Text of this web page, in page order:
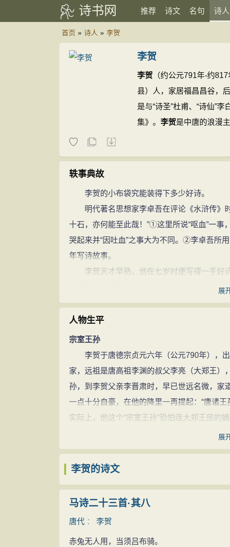
诗书网 推荐 诗文 名句 诗人
首页 » 诗人 » 李贺
李贺
李贺 （约公元791年-约
县）人，家居福昌昌谷，
是与“诗圣”杜甫、“诗仙”
集》。 李贺是中唐的浪漫
轶事典故
李贺的小布袋究能装得下多少好诗。
明代著名思想家李卓吾在评论《水浒传》时
十石，亦何能至此哉！”①这里所说“呕血”一
哭起来并“因吐血”之事大为不同。②李卓吾所
年写诗故事。
李贺天才早熟，他在七岁时便写得一手好
文豪韩愈及侍郎皇甫湜听说有这种奇事后，开
有这样的奇人，那我们怎么能失之交臂呢？”
见到李贺还是个小不点儿的孩子时，两位大
实学。这李贺却也并不惊慌，向两位大人深施
《高轩过》，这首古诗说的是：
华裾织翠青如葱，金环压辔摇玲珑。
马蹄隐耳声隆隆，入门下马气如虹。
云是东京才子，文章巨公。
二十八宿罗心胸，元精耿耿贯当中。
韩愈他们见李贺诗中所展现出来的那种自信
当即便惊喜万分地对之夸赞不已：“天才，天
下。！”在离开时，他们还热忱地邀请李贺到
了。但许多嫉妒李贺的人说他父亲名字叫“李晋
去参加进士考试的；这害得大文豪韩愈写了一
展
人物生平
宗室王孙
李贺于唐德宗贞元六年（公元790年），出
家，远祖是唐高祖李渊的叔父李亮（大郑王）
孙，到李贺父亲李晋肃时，早已世远名微，家
一点十分自豪，在他的降里一再提起：“唐诸王
实际上，他这个“宗室王孙”恐怕连大郑王房的
李贺自述家境时说：“我在山上舍，一亩嵩
关》）父亲李晋肃，早年被雇为“边上从事”。
“漂泊”一生，到李贺出生的贞元年间，晋肃稍
斗粟”（《勉爱行二首送小季之庐山》），凄凉
十二年（公元796）李贺正值七岁，韩愈、皇
甫湜大吃一惊，李贺从此名扬京洛。年纪稍长
展
李贺的诗文
马诗二十三首·其八
唐代 ： 李贺
赤兔无人用，当须吕布骑。